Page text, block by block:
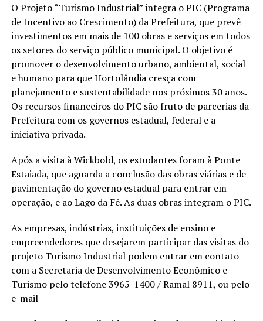
O Projeto “Turismo Industrial” integra o PIC (Programa
de Incentivo ao Crescimento) da Prefeitura, que prevê
investimentos em mais de 100 obras e serviços em todos
os setores do serviço público municipal. O objetivo é
promover o desenvolvimento urbano, ambiental, social
e humano para que Hortolândia cresça com
planejamento e sustentabilidade nos próximos 30 anos.
Os recursos financeiros do PIC são fruto de parcerias da
Prefeitura com os governos estadual, federal e a
iniciativa privada.
Após a visita à Wickbold, os estudantes foram à Ponte
Estaiada, que aguarda a conclusão das obras viárias e de
pavimentação do governo estadual para entrar em
operação, e ao Lago da Fé. As duas obras integram o PIC.
As empresas, indústrias, instituições de ensino e
empreendedores que desejarem participar das visitas do
projeto Turismo Industrial podem entrar em contato
com a Secretaria de Desenvolvimento Econômico e
Turismo pelo telefone 3965-1400 / Ramal 8911, ou pelo
e-mail